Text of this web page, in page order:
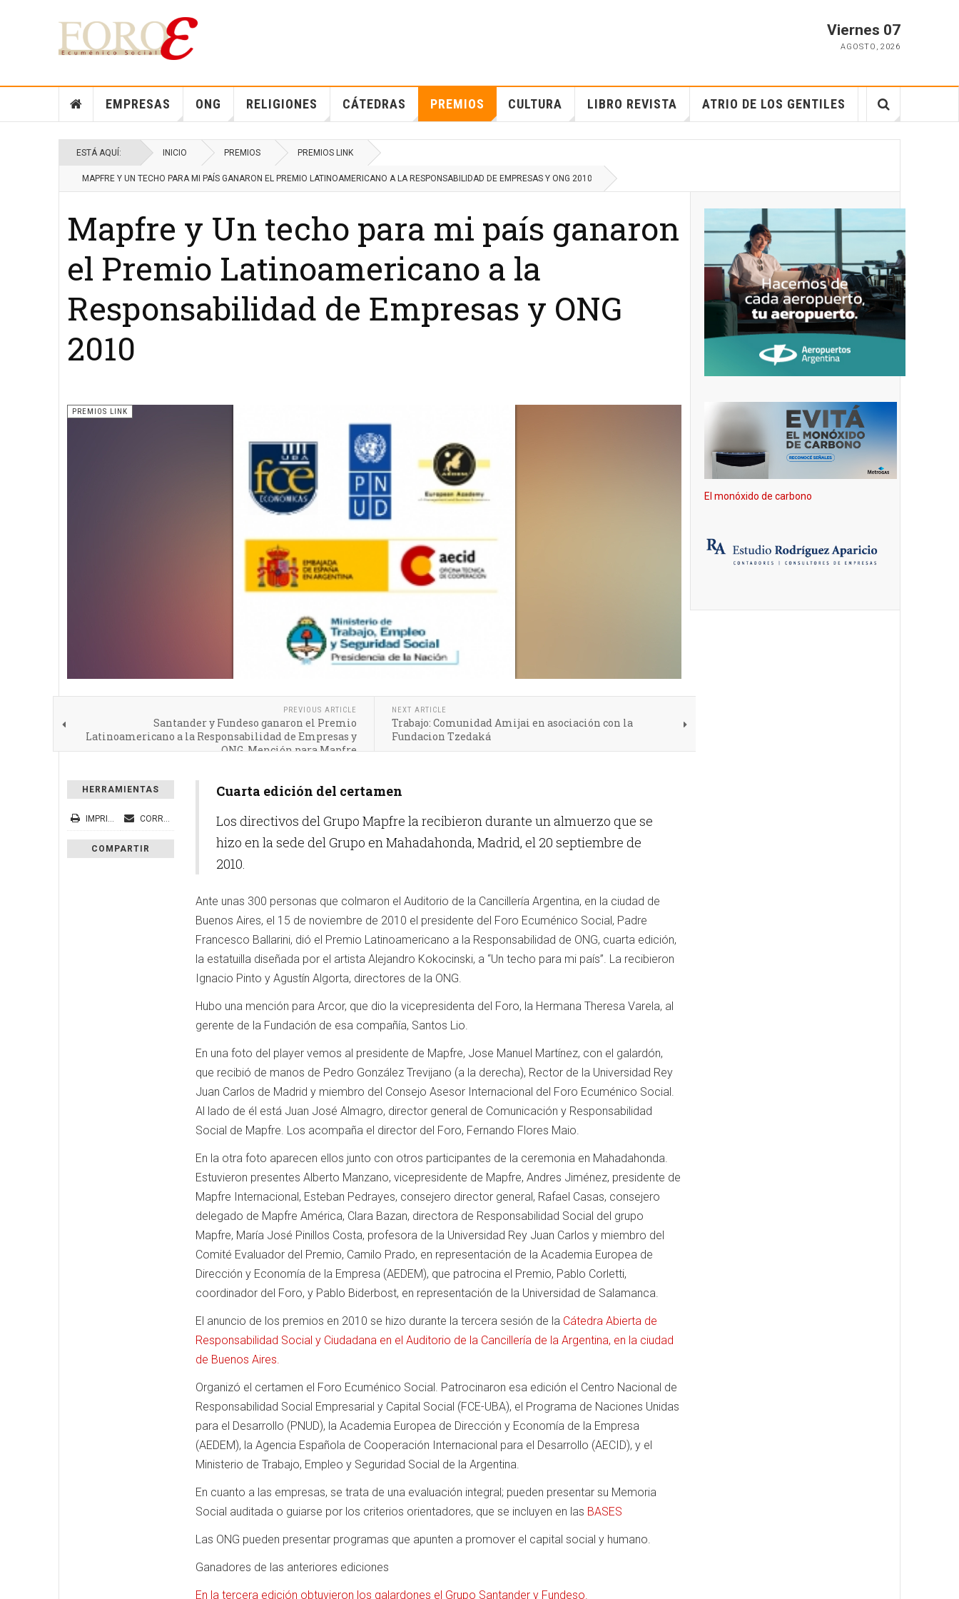
Viernes 07
AGOSTO , 2026
EMPRESAS ONG RELIGIONES CÁTEDRAS PREMIOS CULTURA LIBRO REVISTA ATRIO DE LOS GENTILES
ESTÁ AQUÍ: INICIO PREMIOS PREMIOS LINK
MAPFRE Y UN TECHO PARA MI PAÍS GANARON EL PREMIO LATINOAMERICANO A LA RESPONSABILIDAD DE EMPRESAS Y ONG 2010
Mapfre y Un techo para mi país ganaron
el Premio Latinoamericano a la
Responsabilidad de Empresas y ONG
2010
PREMIOS LINK
PREVIOUS ARTICLE
Santander y Fundeso ganaron el Premio
Latinoamericano a la Responsabilidad de Empresas y
ONG. Mención para Mapfre
NEXT ARTICLE
Trabajo: Comunidad Amijai en asociación con la
Fundacion Tzedaká
HERRAMIENTAS
IMPRIMIR CORREO ELECTRÓNICO
COMPARTIR
Cuarta edición del certamen
Los directivos del Grupo Mapfre la recibieron durante un almuerzo que se
hizo en la sede del Grupo en Mahadahonda, Madrid, el 20 septiembre de
2010.
Ante unas 300 personas que colmaron el Auditorio de la Cancillería Argentina, en la ciudad de
Buenos Aires, el 15 de noviembre de 2010 el presidente del Foro Ecuménico Social, Padre
Francesco Ballarini, dió el Premio Latinoamericano a la Responsabilidad de ONG, cuarta edición,
la estatuilla diseñada por el artista Alejandro Kokocinski, a “Un techo para mi país”. La recibieron
Ignacio Pinto y Agustín Algorta, directores de la ONG.
Hubo una mención para Arcor, que dio la vicepresidenta del Foro, la Hermana Theresa Varela, al
gerente de la Fundación de esa compañía, Santos Lio.
En una foto del player vemos al presidente de Mapfre, Jose Manuel Martínez, con el galardón,
que recibió de manos de Pedro González Trevijano (a la derecha), Rector de la Universidad Rey
Juan Carlos de Madrid y miembro del Consejo Asesor Internacional del Foro Ecuménico Social.
Al lado de él está Juan José Almagro, director general de Comunicación y Responsabilidad
Social de Mapfre. Los acompaña el director del Foro, Fernando Flores Maio.
En la otra foto aparecen ellos junto con otros participantes de la ceremonia en Mahadahonda.
Estuvieron presentes Alberto Manzano, vicepresidente de Mapfre, Andres Jiménez, presidente de
Mapfre Internacional, Esteban Pedrayes, consejero director general, Rafael Casas, consejero
delegado de Mapfre América, Clara Bazan, directora de Responsabilidad Social del grupo
Mapfre, María José Pinillos Costa, profesora de la Universidad Rey Juan Carlos y miembro del
Comité Evaluador del Premio, Camilo Prado, en representación de la Academia Europea de
Dirección y Economía de la Empresa (AEDEM), que patrocina el Premio, Pablo Corletti,
coordinador del Foro, y Pablo Biderbost, en representación de la Universidad de Salamanca.
El anuncio de los premios en 2010 se hizo durante la tercera sesión de la Cátedra Abierta de
Responsabilidad Social y Ciudadana en el Auditorio de la Cancillería de la Argentina, en la ciudad
de Buenos Aires.
Organizó el certamen el Foro Ecuménico Social. Patrocinaron esa edición el Centro Nacional de
Responsabilidad Social Empresarial y Capital Social (FCE-UBA), el Programa de Naciones Unidas
para el Desarrollo (PNUD), la Academia Europea de Dirección y Economía de la Empresa
(AEDEM), la Agencia Española de Cooperación Internacional para el Desarrollo (AECID), y el
Ministerio de Trabajo, Empleo y Seguridad Social de la Argentina.
En cuanto a las empresas, se trata de una evaluación integral; pueden presentar su Memoria
Social auditada o guiarse por los criterios orientadores, que se incluyen en las BASES
Las ONG pueden presentar programas que apunten a promover el capital social y humano.
Ganadores de las anteriores ediciones
En la tercera edición obtuvieron los galardones el Grupo Santander y Fundeso.
El monóxido de carbono